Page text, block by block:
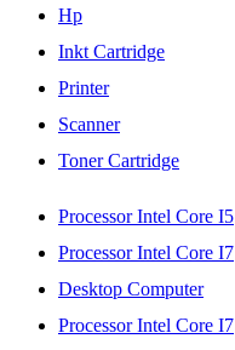
Hp
Inkt Cartridge
Printer
Scanner
Toner Cartridge
Processor Intel Core I5
Processor Intel Core I7
Desktop Computer
Processor Intel Core I7